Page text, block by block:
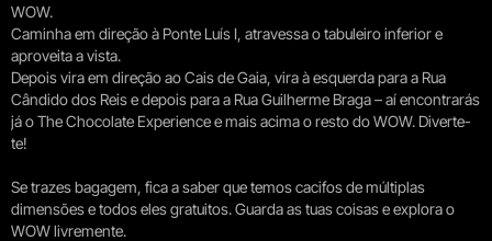
WOW.
Caminha em direção à Ponte Luís I, atravessa o tabuleiro inferior e
aproveita a vista.
Depois vira em direção ao Cais de Gaia, vira à esquerda para a Rua
Cândido dos Reis e depois para a Rua Guilherme Braga – aí encontrarás
já o The Chocolate Experience e mais acima o resto do WOW. Diverte-
te!
Se trazes bagagem, fica a saber que temos cacifos de múltiplas
dimensões e todos eles gratuitos. Guarda as tuas coisas e explora o
WOW livremente.